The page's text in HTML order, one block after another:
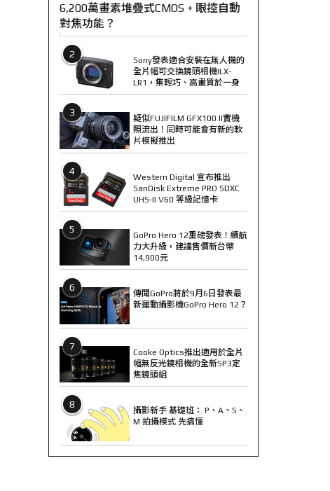
6,200萬畫素堆疊式CMOS + 眼控自動
對焦功能？
2
Sony發表適合安裝在無人機的
全片幅可交換鏡頭相機ILX-
LR1，集輕巧、高畫質於一身
3
疑似FUJIFILM GFX100 II實機
照流出！同時可能會有新的軟
片模擬推出
4
Western Digital 宣布推出
SanDisk Extreme PRO SDXC
UHS-II V60 等級記憶卡
5
GoPro Hero 12重磅發表！續航
力大升級，建議售價新台幣
14,900元
6
傳聞GoPro將於9月6日發表最
新運動攝影機GoPro Hero 12？
7
Cooke Optics推出適用於全片
幅無反光鏡相機的全新SP3定
焦鏡頭組
8
攝影新手 基礎班： P、A、S、
M 拍攝模式 先搞懂